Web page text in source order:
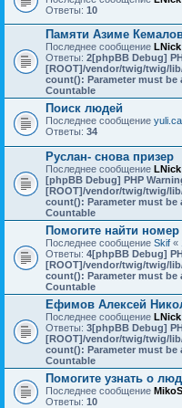
Ответы: 10
Памяти Азиме
Последнее сообщение LNick
Ответы: 2[phpBB Debug]
[ROOT]/vendor/twig/twig/
count(): Parameter must
Countable
Поиск людей
Последнее сообщение
Ответы: 34
Руслан- снова призер
Последнее сообщение LNick
[phpBB Debug] PHP
[ROOT]/vendor/twig/twig/
count(): Parameter must
Countable
Помогите найти
Последнее сообщение Skif «
Ответы: 4[phpBB Debug]
[ROOT]/vendor/twig/twig/
count(): Parameter must
Countable
Ефимов Алексей
Последнее сообщение LNick
Ответы: 3[phpBB Debug]
[ROOT]/vendor/twig/twig/
count(): Parameter must
Countable
Помогите узнать о
Последнее сообщение MikoS
Ответы: 10